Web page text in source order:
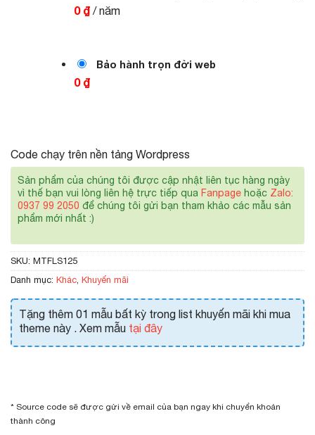
0 ₫ / năm
Bảo hành trọn đời web
0 ₫
Code chạy trên nền tảng Wordpress
Sản phẩm của chúng tôi được cập nhật liên tục hàng ngày
vì thế bạn vui lòng liên hệ trực tiếp qua Fanpage hoặc Zalo:
0937 99 2050 để chúng tôi gửi bạn tham khảo các mẫu sản
phẩm mới nhất :)
SKU: MTFLS125
Danh mục: Khác Khuyến mãi
Tặng thêm 01 mẫu bất kỳ trong list khuyến mãi khi mua
theme này . Xem mẫu tại đây
* Source code sẽ được gửi về email của bạn ngay khi chuyển khoản
thành công